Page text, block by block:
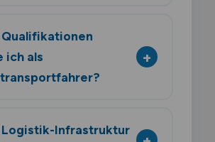
ich als
Logistik-Infrastruktur